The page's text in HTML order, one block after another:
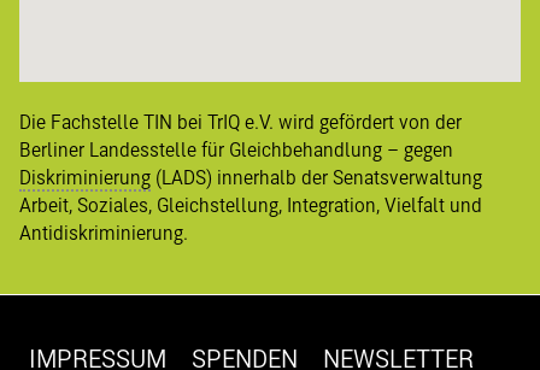
Die Fachstelle TIN bei TrIQ e.V. wird gefördert von der
Berliner Landesstelle für Gleichbehandlung – gegen
Diskriminierung (LADS) innerhalb der Senatsverwaltung
Arbeit, Soziales, Gleichstellung, Integration, Vielfalt und
Antidiskriminierung.
IMPRESSUM SPENDEN NEWSLETTER